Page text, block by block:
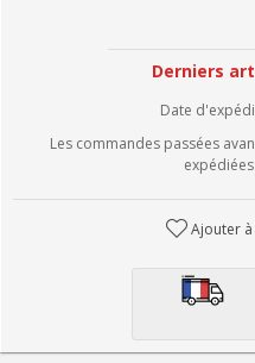
Derniers
Date
Les commandes passées
Ajouter